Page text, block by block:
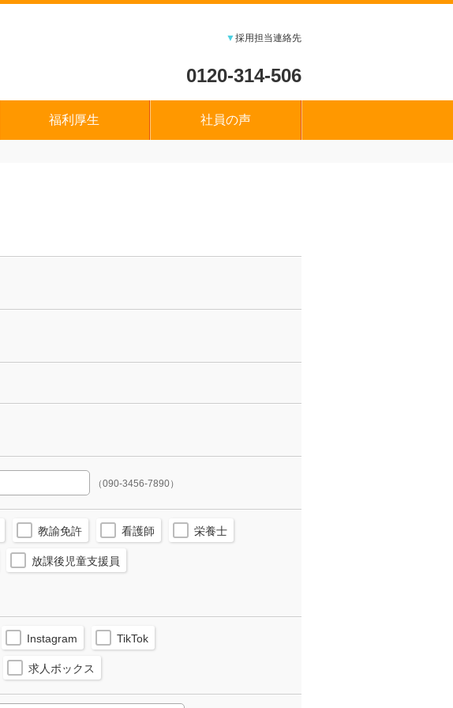
▼採用担当連絡先
0120-314-506
福利厚生 社員の声
（090-3456-7890）
教諭免許 看護師 栄養士
放課後児童支援員
Instagram TikTok
求人ボックス